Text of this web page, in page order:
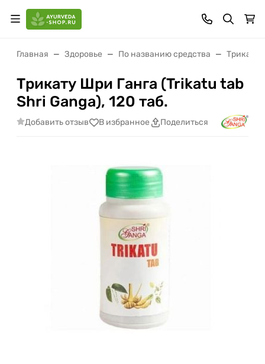
Главная Здоровье По названию средства Трикату
Трикату Шри Ганга (Trikatu tab
Shri Ganga), 120 таб.
Добавить отзыв В избранное Поделиться